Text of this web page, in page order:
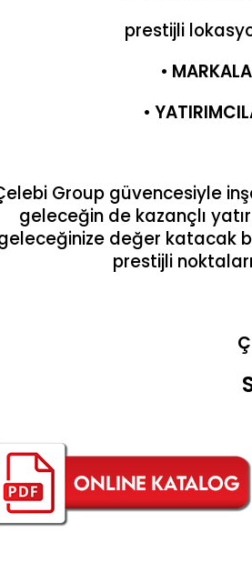
prestijli
•
•
Group güvencesiyle
geleceğin de kazançlı
değer katacak
prestijli